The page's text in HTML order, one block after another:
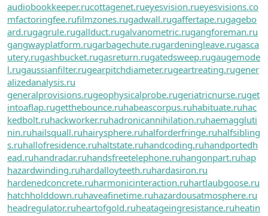
audiobookkeeper.rucottagenet.rueyesvision.rueyesvisions.co
mfactoringfee.rufilmzones.rugadwall.rugaffertape.rugagebo
ard.rugagrule.rugallduct.rugalvanometric.rugangforeman.ru
gangwayplatform.rugarbagechute.rugardeningleave.rugasca
utery.rugashbucket.rugasreturn.rugatedsweep.rugaugemode
l.rugaussianfilter.rugearpitchdiameter.rugeartreating.rugener
alizedanalysis.ru
generalprovisions.rugeophysicalprobe.rugeriatricnurse.ruget
intoaflap.rugetthebounce.ruhabeascorpus.ruhabituate.ruhac
kedbolt.ruhackworker.ruhadronicannihilation.ruhaemaggluti
nin.ruhailsquall.ruhairysphere.ruhalforderfringe.ruhalfsibling
s.ruhallofresidence.ruhaltstate.ruhandcoding.ruhandportedh
ead.ruhandradar.ruhandsfreetelephone.ruhangonpart.ruhap
hazardwinding.ruhardalloyteeth.ruhardasiron.ru
hardenedconcrete.ruharmonicinteraction.ruhartlaubgoose.ru
hatchholddown.ruhaveafinetime.ruhazardousatmosphere.ru
headregulator.ruheartofgold.ruheatageingresistance.ruheatin